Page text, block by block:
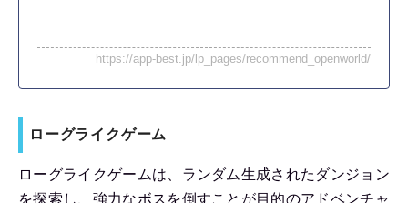
https://app-best.jp/lp_pages/recommend_openworld/
ローグライクゲーム
ローグライクゲームは、ランダム生成されたダンジョン
を探索し、強力なボスを倒すことが目的のアドベンチャ